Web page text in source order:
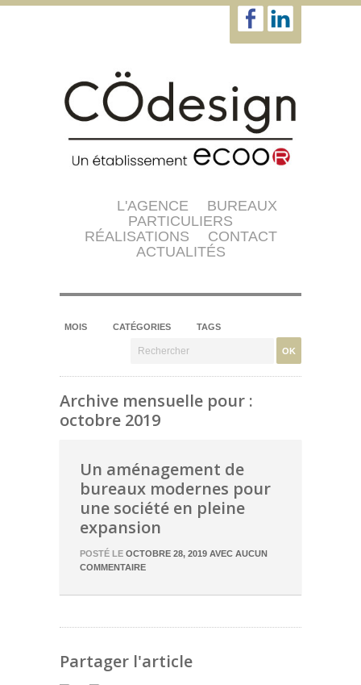
L'AGENCE
BUREAUX
PARTICULIERS
RÉALISATIONS
CONTACT
ACTUALITÉS
MOIS CATÉGORIES TAGS
Archive mensuelle pour :
octobre 2019
Un aménagement de
bureaux modernes pour
une société en pleine
expansion
POSTÉ LE OCTOBRE 28, 2019 AVEC AUCUN
COMMENTAIRE
Partager l'article